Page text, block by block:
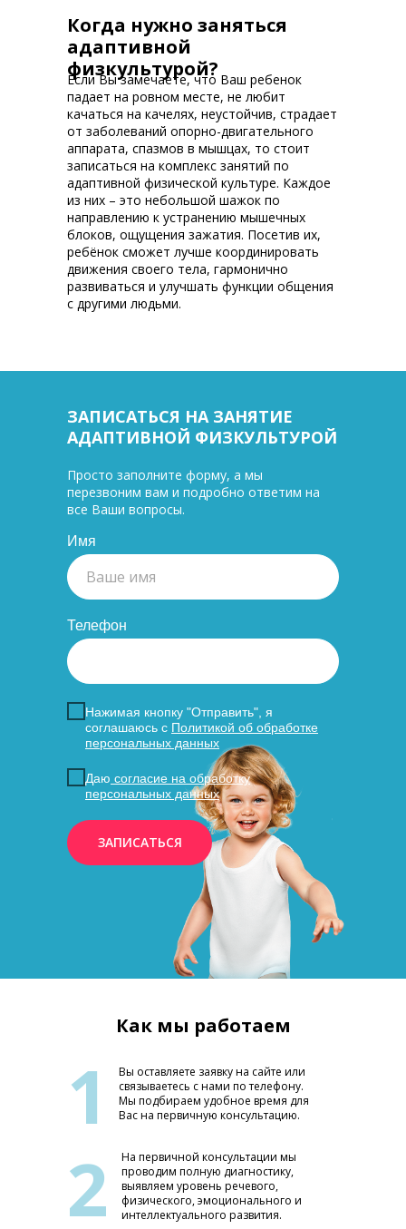
Когда нужно заняться
адаптивной
физкультурой?
Если Вы замечаете, что Ваш ребенок
падает на ровном месте, не любит
качаться на качелях, неустойчив, страдает
от заболеваний опорно-двигательного
аппарата, спазмов в мышцах, то стоит
записаться на комплекс занятий по
адаптивной физической культуре. Каждое
из них – это небольшой шажок по
направлению к устранению мышечных
блоков, ощущения зажатия. Посетив их,
ребёнок сможет лучше координировать
движения своего тела, гармонично
развиваться и улучшать функции общения
с другими людьми.
ЗАПИСАТЬСЯ НА ЗАНЯТИЕ
АДАПТИВНОЙ ФИЗКУЛЬТУРОЙ
Просто заполните форму, а мы
перезвоним вам и подробно ответим на
все Ваши вопросы.
Имя
Телефон
Нажимая кнопку "Отправить", я
соглашаюсь с Политикой об обработке
персональных данных
Даю согласие на обработку
персональных данных
ЗАПИСАТЬСЯ
1
Вы оставляете заявку на сайте или
связываетесь с нами по телефону.
Мы подбираем удобное время для
Вас на первичную консультацию.
На первичной консультации мы
проводим полную диагностику,
выявляем уровень речевого,
физического, эмоционального и
интеллектуального развития.
2
Как мы работаем